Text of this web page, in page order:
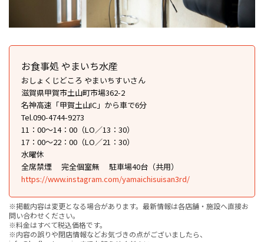
お食事処 やまいち水産
おしょくじどころ やまいちすいさん
滋賀県甲賀市土山町市場362-2
名神高速「甲賀土山IC」から車で6分
Tel.090-4744-9273
11：00～14：00（LO／13：30）
17：00～22：00（LO／21：30）
水曜休
全席禁煙
完全個室無
駐車場40台（共用）
https://www.instagram.com/yamaichisuisan3rd/
※掲載内容は変更となる場合があります。最新情報は各店舗・施設へ直接お
問い合わせください。
※料金はすべて税込価格です。
※内容の誤りや閉店情報などお気づきの点がございましたら、